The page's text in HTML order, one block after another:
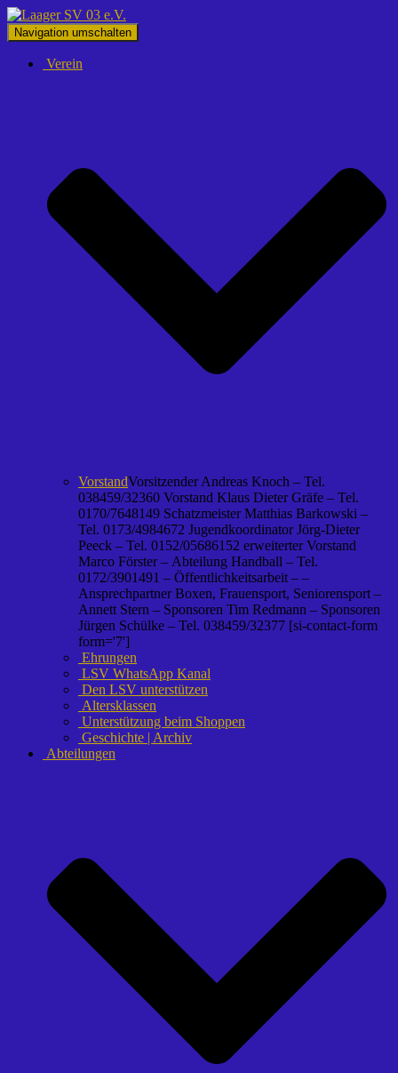
Navigation umschalten
Verein
VorstandVorsitzender Andreas Knoch – Tel.
038459/32360 Vorstand Klaus Dieter Gräfe – Tel.
0170/7648149 Schatzmeister Matthias Barkowski –
Tel. 0173/4984672 Jugendkoordinator Jörg-Dieter
Peeck – Tel. 0152/05686152 erweiterter Vorstand
Marco Förster – Abteilung Handball – Tel.
0172/3901491 – Öffentlichkeitsarbeit – –
Ansprechpartner Boxen, Frauensport, Seniorensport –
Annett Stern – Sponsoren Tim Redmann – Sponsoren
Jürgen Schülke – Tel. 038459/32377 [si-contact-form
form='7']
Ehrungen
LSV WhatsApp Kanal
Den LSV unterstützen
Altersklassen
Unterstützung beim Shoppen
Geschichte | Archiv
Abteilungen